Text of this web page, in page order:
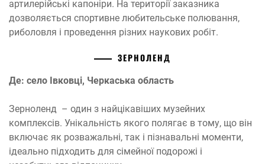
артилерійські капоніри. На території заказника
дозволяється спортивне любительське полювання,
риболовля і проведення різних наукових робіт.
ЗЕРНОЛЕНД
Де: село Івковці, Черкаська область
Зерноленд – один з найцікавіших музейних
комплексів. Унікальність якого полягає в тому, що він
включає як розважальні, так і пізнавальні моменти,
ідеально підходить для сімейної подорожі і